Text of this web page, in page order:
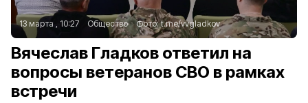
13 марта , 10:27 Общество Фото:t.me/vvgladkov
Вячеслав Гладков ответил на
вопросы ветеранов СВО в рамках
встречи